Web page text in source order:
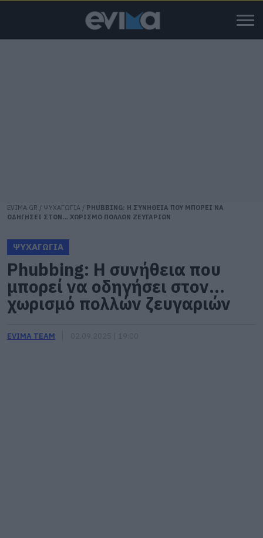
EVIMA.GR / ΨΥΧΑΓΩΓΙΑ / PHUBBING: Η ΣΥΝΗΘΕΙΑ ΠΟΥ ΜΠΟΡΕΙ ΝΑ
ΟΔΗΓΗΣΕΙ ΣΤΟΝ… ΧΩΡΙΣΜΟ ΠΟΛΛΩΝ ΖΕΥΓΑΡΙΩΝ
ΨΥΧΑΓΩΓΙΑ
Phubbing: Η συνήθεια που
μπορεί να οδηγήσει στον…
χωρισμό πολλών ζευγαριών
EVIMA TEAM